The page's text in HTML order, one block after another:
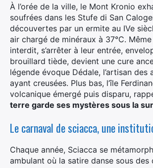
À l’orée de la ville, le Mont Kronio
soufrées dans les Stufe di San
découvertes par un ermite au IVe
air chargé de minéraux à 37°C. Même
interdit, s’arrêter à leur entrée,
brouillard tiède, devient une cure
légende évoque Dédale, l’artisan des
ayant creusées. Plus bas, l’île
volcanique émergé puis disparu,
terre garde ses mystères sous la
Le carnaval de sciacca, une
Chaque année, Sciacca se
ambulant où la satire danse sous des